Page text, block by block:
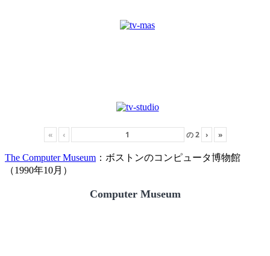
« ‹ の2 › »
The Computer Museum ：ボストンのコンピュータ博物館
（1990年10月）
Computer Museum